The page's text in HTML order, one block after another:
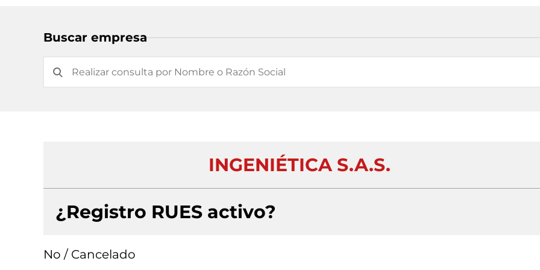
Buscar empresa
INGENIÉTICA S.A.S.
¿Registro RUES activo?
No / Cancelado